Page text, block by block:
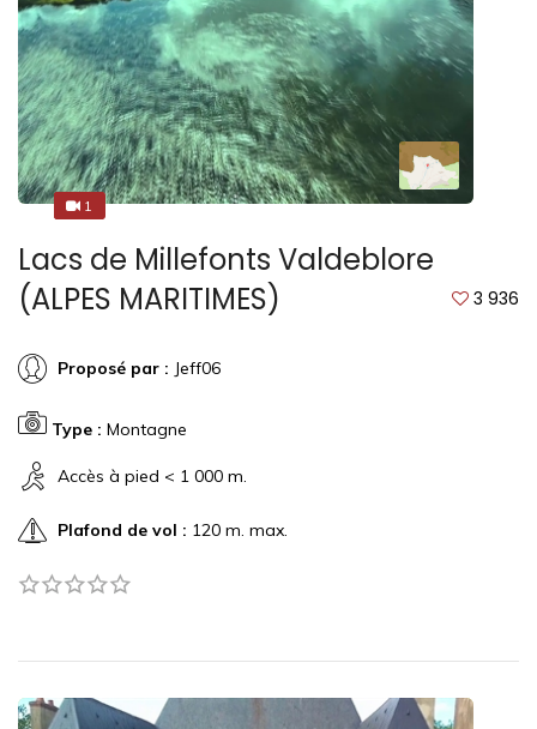
11
Lacs de Millefonts Valdeblore
(ALPES MARITIMES)
3 936
Proposé par : Jeff06
Type : Montagne
Accès à pied < 1 000 m.
Plafond de vol : 120 m. max.